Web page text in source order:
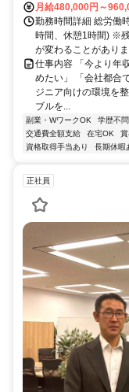
月給480,000円～
勤務時間詳細 総労働
時間、休憩1時間) ※
が変わることがあり
仕事内容 「今より年
めたい」 「会社都合
ジニア向けの環境を
ブルを...
副業・WワークOK 学歴不問
交通費全額支給
在宅OK 賞
資格取得手当あり
長期休暇
正社員